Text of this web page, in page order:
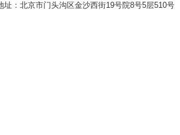
址：北京市门头沟区金沙西街19号院8号5层510